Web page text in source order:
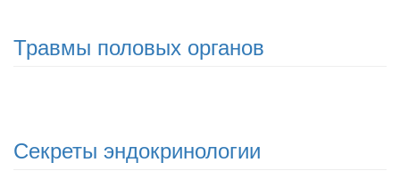
Травмы половых органов
Секреты эндокринологии